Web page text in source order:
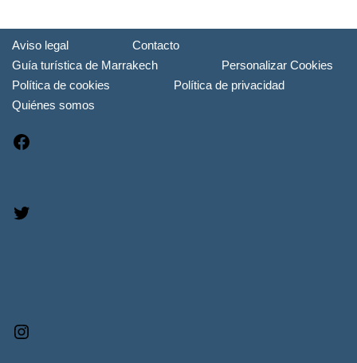
Aviso legal
Contacto
Guía turística de Marrakech
Personalizar Cookies
Política de cookies
Política de privacidad
Quiénes somos